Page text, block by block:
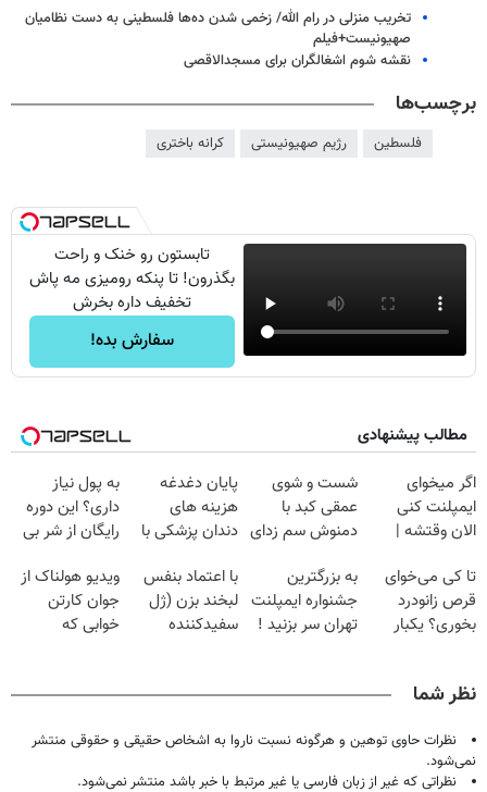
تخریب منزلی در رام الله/ زخمی شدن ده‌ها فلسطینی به دست نظامیان
صهیونیست+فیلم
نقشه شوم اشغالگران برای مسجدالاقصی
برچسب‌ها
فلسطین رژیم صهیونیستی کرانه باختری
تابستون رو خنک و راحت
بگذرون! تا پنکه رومیزی مه پاش
تخفیف داره بخرش
سفارش بده!
مطالب پیشنهادی
اگر میخوای
ایمپلنت کنی
الان وقتشه |
میلیون تومان!!!
شست و شوی
عمقی کبد با
دمنوش سم زدای
پایان دغدغه
هزینه های
دندان پزشکی با
خانگی
به پول نیاز
داری؟ این دوره
رایگان از شر بی
میکنه
تا کی می‌خوای
قرص زانودرد
بخوری؟ یکبار
به بزرگترین
جشنواره ایمپلنت
تهران سر بزنید !
با اعتماد بنفس
لبخند بزن (ژل
سفیدکننده
ویدیو هولناک از
جوان کارتن
خوابی که
نظر شما
نظرات حاوی توهین و هرگونه نسبت ناروا به اشخاص حقیقی و حقوقی منتشر
نمی‌شود.
نظراتی که غیر از زبان فارسی یا غیر مرتبط با خبر باشد منتشر نمی‌شود.